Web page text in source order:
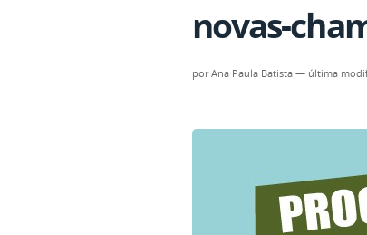
novas-
porAna Paula Batista— última